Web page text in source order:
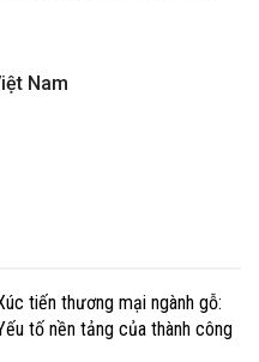
Nam
tiến thương mại ngành gỗ:
tố nền tảng của thành công